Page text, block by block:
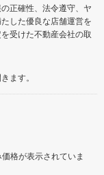
正確性、法令遵守、ヤ
した優良な店舗運営を
受けた不動産会社の取
ます。
格が表示されていま